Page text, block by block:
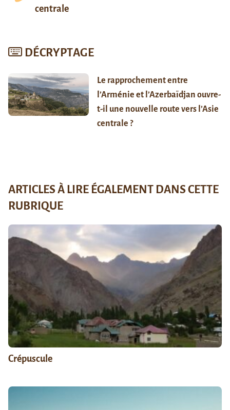
centrale
DÉCRYPTAGE
Le rapprochement entre
l’Arménie et l’Azerbaïdjan ouvre-
t-il une nouvelle route vers l’Asie
centrale ?
ARTICLES À LIRE ÉGALEMENT DANS CETTE
RUBRIQUE
Crépuscule